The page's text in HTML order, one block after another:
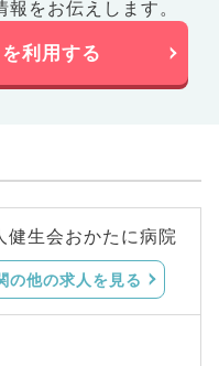
をお伝えします。
利用する
健生会おかたに病院
の他の求人を見る